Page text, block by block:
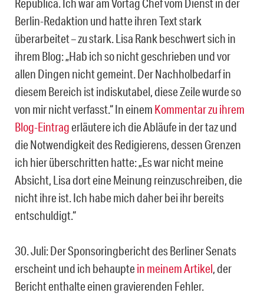
Republica. Ich war am Vortag Chef vom Dienst in der
Berlin-Redaktion und hatte ihren Text stark
überarbeitet – zu stark. Lisa Rank beschwert sich in
ihrem Blog: „Hab ich so nicht geschrieben und vor
allen Dingen nicht gemeint. Der Nachholbedarf in
diesem Bereich ist indiskutabel, diese Zeile wurde so
von mir nicht verfasst.“ In einem Kommentar zu ihrem
Blog-Eintragerläutere ich die Abläufe in der taz und
die Notwendigkeit des Redigierens, dessen Grenzen
ich hier überschritten hatte: „Es war nicht meine
Absicht, Lisa dort eine Meinung reinzuschreiben, die
nicht ihre ist. Ich habe mich daher bei ihr bereits
entschuldigt.“
30. Juli: Der Sponsoringbericht des Berliner Senats
erscheint und ich behauptein meinem Artikel, der
Bericht enthalte einen gravierenden Fehler.